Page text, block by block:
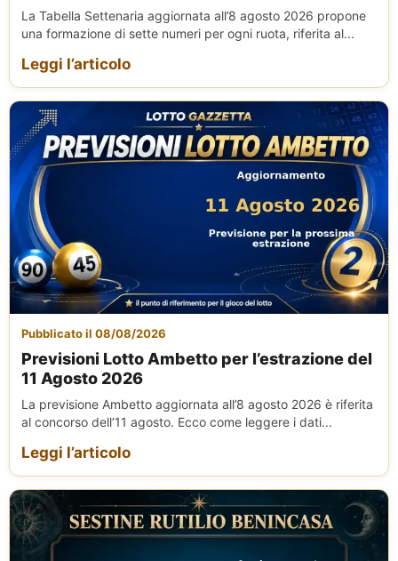
La Tabella Settenaria aggiornata all’8 agosto 2026 propone
una formazione di sette numeri per ogni ruota, riferita al...
Leggi l’articolo
Pubblicato il 08/08/2026
Previsioni Lotto Ambetto per l’estrazione del
11 Agosto 2026
La previsione Ambetto aggiornata all’8 agosto 2026 è riferita
al concorso dell’11 agosto. Ecco come leggere i dati...
Leggi l’articolo